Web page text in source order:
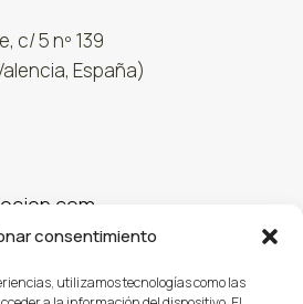
consentimiento
utilizamos tecnologías como las
c/ 5 nº 139
España)